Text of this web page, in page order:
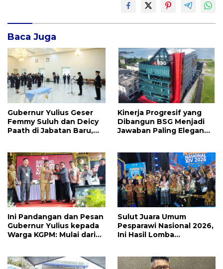
Baca Juga
Gubernur Yulius Geser
Femmy Suluh dan Deicy
Paath di Jabatan Baru,
Kinerja Progresif yang
Dibangun BSG Menjadi
Jawaban Paling Elegan
Ini Pandangan dan Pesan
Gubernur Yulius kepada
Warga KGPM: Mulai dari
Sulut Juara Umum
Pesparawi Nasional 2026,
Ini Hasil Lomba